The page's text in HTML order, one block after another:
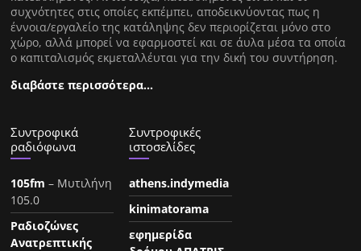
συχνότητες στις οποίες εκπέμπει, αποδεικνύοντας πως η
έννοια/εργαλείο της κατάληψης δεν περιορίζεται μόνο στο
χώρο, αλλά μπορεί να εφαρμοστεί και σε άυλα μέσα τα οποία
ο καπιταλισμός εκμεταλλέυται για την δική του συντήρηση.
διαβάστε περισσότερα…
Συντροφικά
ραδιόφωνα
105fm – Μυτιλήνη
105.0
Ραδιοζώνες
Ανατρεπτικής
Συντροφικές
ιστοσελίδες
athens.indymedia
kinimatorama
εφημερίδα